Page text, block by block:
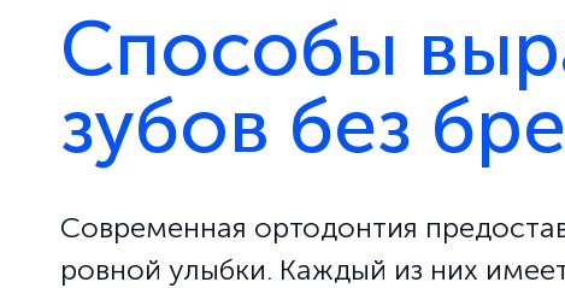
Способы
зубов без
Современная ортодонтия
ровной улыбки. Каждый из них